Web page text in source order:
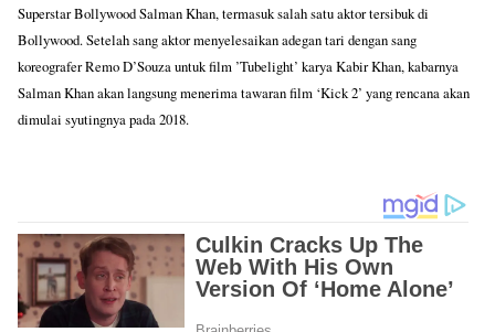
Superstar Bollywood Salman Khan, termasuk salah satu aktor tersibuk di
Bollywood. Setelah sang aktor menyelesaikan adegan tari dengan sang
koreografer Remo D’Souza untuk film ’Tubelight’ karya Kabir Khan, kabarnya
Salman Khan akan langsung menerima tawaran film ‘Kick 2’ yang rencana akan
dimulai syutingnya pada 2018.